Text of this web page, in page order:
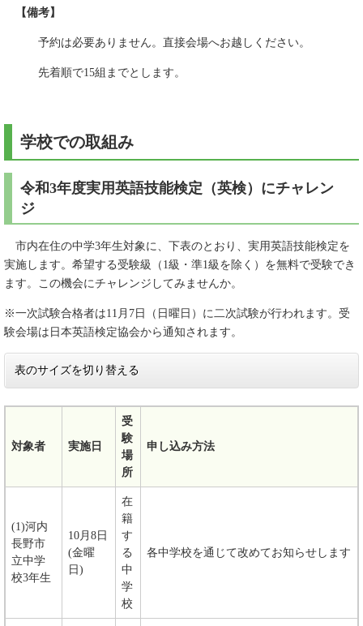
【備考】
予約は必要ありません。直接会場へお越しください。
先着順で15組までとします。
学校での取組み
令和3年度実用英語技能検定（英検）にチャレン
ジ
市内在住の中学3年生対象に、下表のとおり、実用英語技能検定を
実施します。希望する受験級（1級・準1級を除く）を無料で受験でき
ます。この機会にチャレンジしてみませんか。
※一次試験合格者は11月7日（日曜日）に二次試験が行われます。受
験会場は日本英語検定協会から通知されます。
表のサイズを切り替える
対象者 実施日
受
験
場
所
申し込み方法
(1)河内
長野市
立中学
校3年生
10月8日
(金曜
日)
在
籍
す
る
中
学
校
各中学校を通じて改めてお知らせします